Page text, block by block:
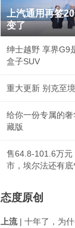
上汽通用再签
变了
绅士越野 享界G9
盒子SUV
重大更新 别克至
给你一份专属的
藏版
售64.8-101.6万元
市，埃尔法还有底
态度原创
上流| 十年了，为